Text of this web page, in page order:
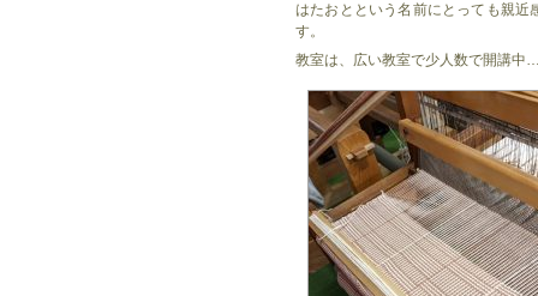
はたおとという名前にとっても親近
す。
教室は、広い教室で少人数で開講中